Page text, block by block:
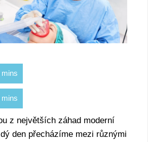
z největších záhad moderní
den přecházíme mezi různými